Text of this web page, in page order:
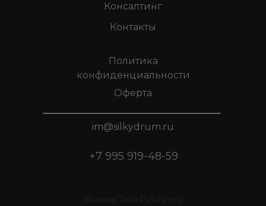
+7 995 919-48-59
im@silkydrum.ru
Консалтинг
Контакты
Оферта
Политика
конфиденциальности